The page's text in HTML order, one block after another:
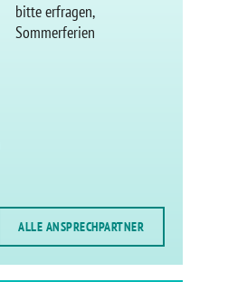
bitte erfragen,
Sommerferien
ALLE ANSPRECHPARTNER